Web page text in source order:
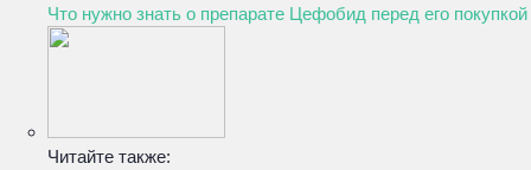
Что нужно знать о препарате Цефобид перед его покупкой
Читайте также: